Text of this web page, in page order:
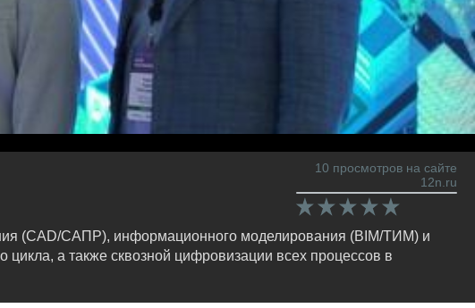
10 просмотров на сайте
12n.ru
(CAD/САПР), информационного моделирования (BIM/ТИМ) и
а также сквозной цифровизации всех процессов в